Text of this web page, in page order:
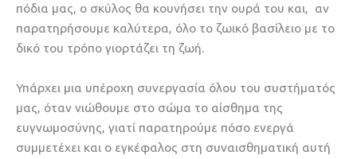
πόδια μας, ο σκύλος θα κουνήσει την ουρά του και, αν
παρατηρήσουμε καλύτερα, όλο το ζωικό βασίλειο με το
δικό του τρόπο γιορτάζει τη ζωή.
Υπάρχει μια υπέροχη συνεργασία όλου του συστήματός
μας, όταν νιώθουμε στο σώμα το αίσθημα της
ευγνωμοσύνης, γιατί παρατηρούμε πόσο ενεργά
συμμετέχει και ο εγκέφαλος στη συναισθηματική αυτή